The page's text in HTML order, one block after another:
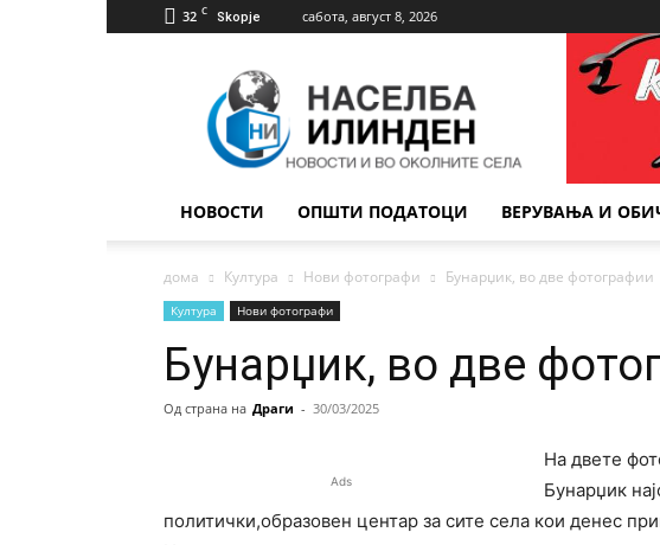
32 C Skopje сабота, август 8, 2026
Илинден
НОВОСТИ ОПШТИ ПОДАТОЦИ ВЕРУВАЊА И
дома Култура Нови фотографи Бунарџик, во две фотографии
Култура Нови фотографи
Бунарџик, во две
Од страна на Драги - 30/03/2025
Ads
На двете
Бунарџик
политички,образовен центар за сите села кои денес